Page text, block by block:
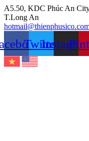
Chuyển
đến
nội
A5.50, KDC Phúc An
T.Long An
Twitter